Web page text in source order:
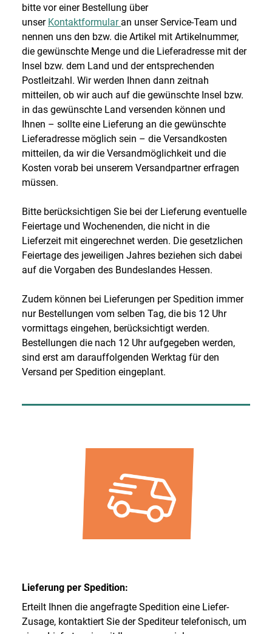
bitte vor einer Bestellung über
unser Kontaktformular an unser Service-Team und
nennen uns den bzw. die Artikel mit Artikelnummer,
die gewünschte Menge und die Lieferadresse mit der
Insel bzw. dem Land und der entsprechenden
Postleitzahl. Wir werden Ihnen dann zeitnah
mitteilen, ob wir auch auf die gewünschte Insel bzw.
in das gewünschte Land versenden können und
Ihnen – sollte eine Lieferung an die gewünschte
Lieferadresse möglich sein – die Versandkosten
mitteilen, da wir die Versandmöglichkeit und die
Kosten vorab bei unserem Versandpartner erfragen
müssen.
Bitte berücksichtigen Sie bei der Lieferung eventuelle
Feiertage und Wochenenden, die nicht in die
Lieferzeit mit eingerechnet werden. Die gesetzlichen
Feiertage des jeweiligen Jahres beziehen sich dabei
auf die Vorgaben des Bundeslandes Hessen.
Zudem können bei Lieferungen per Spedition immer
nur Bestellungen vom selben Tag, die bis 12 Uhr
vormittags eingehen, berücksichtigt werden.
Bestellungen die nach 12 Uhr aufgegeben werden,
sind erst am darauffolgenden Werktag für den
Versand per Spedition eingeplant.
Lieferung per Spedition:
Erteilt Ihnen die angefragte Spedition eine Liefer-
Zusage, kontaktiert Sie der Spediteur telefonisch, um